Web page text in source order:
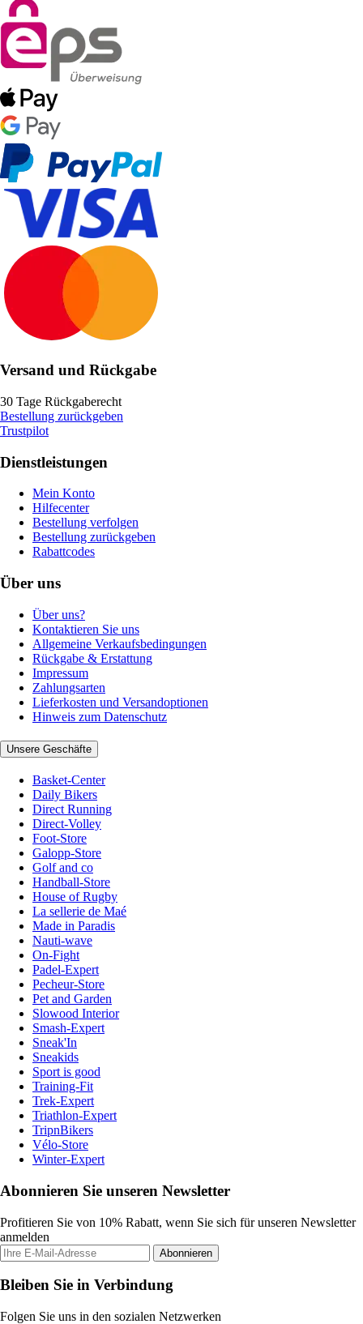
Versand und Rückgabe
30 Tage Rückgaberecht
Bestellung zurückgeben
Trustpilot
Dienstleistungen
Mein Konto
Hilfecenter
Bestellung verfolgen
Bestellung zurückgeben
Rabattcodes
Über uns
Über uns?
Kontaktieren Sie uns
Allgemeine Verkaufsbedingungen
Rückgabe & Erstattung
Impressum
Zahlungsarten
Lieferkosten und Versandoptionen
Hinweis zum Datenschutz
Unsere Geschäfte
Basket-Center
Daily Bikers
Direct Running
Direct-Volley
Foot-Store
Galopp-Store
Golf and co
Handball-Store
House of Rugby
La sellerie de Maé
Made in Paradis
Nauti-wave
On-Fight
Padel-Expert
Pecheur-Store
Pet and Garden
Slowood Interior
Smash-Expert
Sneak'In
Sneakids
Sport is good
Training-Fit
Trek-Expert
Triathlon-Expert
TripnBikers
Vélo-Store
Winter-Expert
Abonnieren Sie unseren Newsletter
Profitieren Sie von 10% Rabatt, wenn Sie sich für unseren Newsletter
anmelden
Abonnieren
Bleiben Sie in Verbindung
Folgen Sie uns in den sozialen Netzwerken